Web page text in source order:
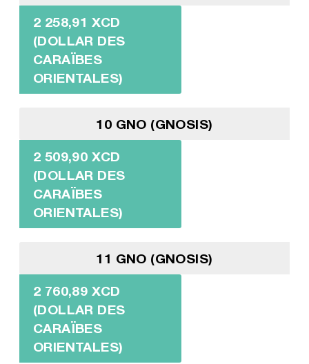
2 258,91 XCD
(DOLLAR DES
CARAÏBES
ORIENTALES)
10 GNO (GNOSIS)
2 509,90 XCD
(DOLLAR DES
CARAÏBES
ORIENTALES)
11 GNO (GNOSIS)
2 760,89 XCD
(DOLLAR DES
CARAÏBES
ORIENTALES)